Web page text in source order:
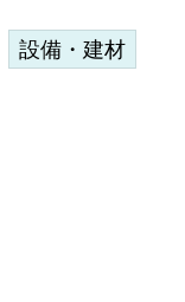
設備・建材